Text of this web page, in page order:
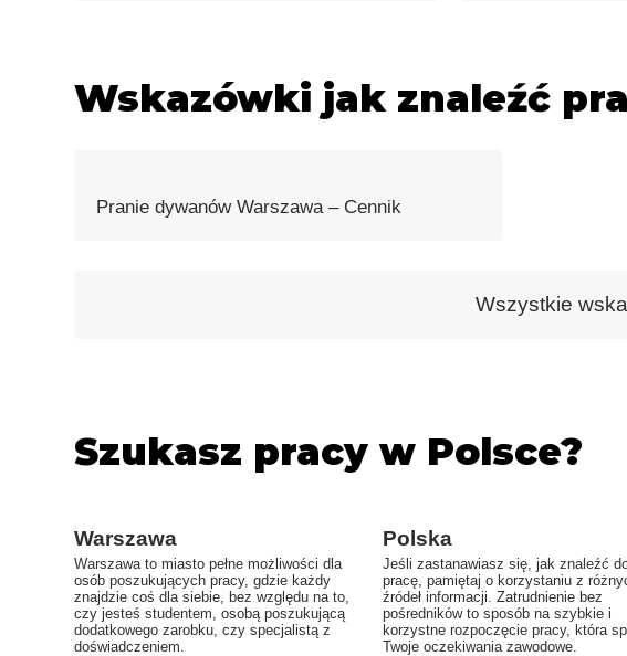
Wskazówki jak znaleźć
Pranie dywanów Warszawa – Cennik️
Wszystkie
Szukasz pracy w Polsce?
Warszawa
Warszawa to miasto pełne możliwości dla
osób poszukujących pracy, gdzie każdy
znajdzie coś dla siebie, bez względu na to,
czy jesteś studentem, osobą poszukującą
dodatkowego zarobku, czy specjalistą z
doświadczeniem.
Polska
Jeśli zastanawiasz się, jak znaleźć
pracę, pamiętaj o korzystaniu z
źródeł informacji. Zatrudnienie bez
pośredników to sposób na szybkie i
korzystne rozpoczęcie pracy, która
Twoje oczekiwania zawodowe.